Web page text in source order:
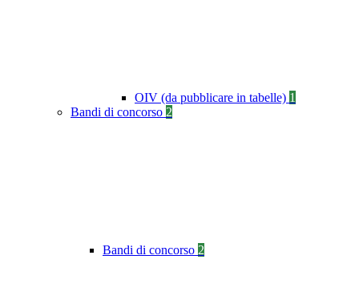
OIV (da pubblicare in tabelle) 1
Bandi di concorso 2
Bandi di concorso 2